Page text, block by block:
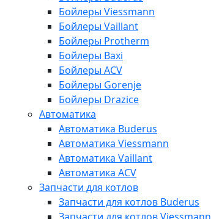
Бойлеры Viessmann
Бойлеры Vaillant
Бойлеры Protherm
Бойлеры Baxi
Бойлеры ACV
Бойлеры Gorenje
Бойлеры Drazice
Автоматика
Автоматика Buderus
Автоматика Viessmann
Автоматика Vaillant
Автоматика ACV
Запчасти для котлов
Запчасти для котлов Buderus